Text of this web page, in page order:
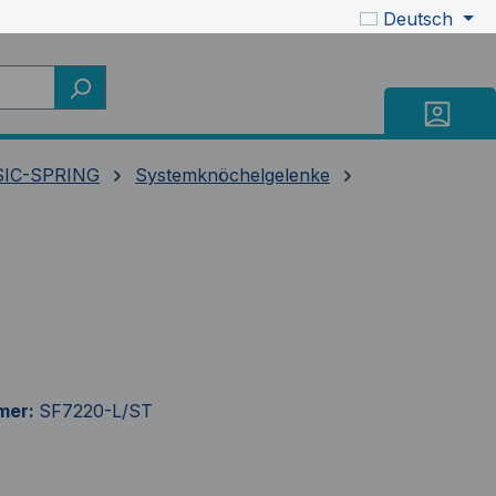
Deutsch
SPRING Systemknöchelgelenke
SF7220-L/ST